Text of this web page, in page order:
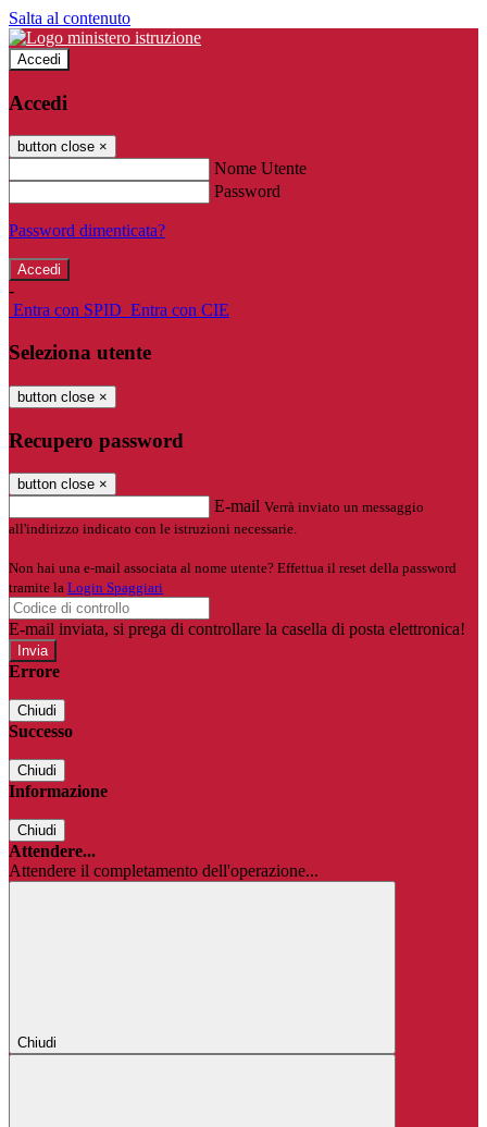
Salta al contenuto
Accedi
Accedi
button close ×
Nome Utente
Password
Password dimenticata?
-
Entra con SPID Entra con CIE
Seleziona utente
button close ×
Recupero password
button close ×
E-mail Verrà inviato un messaggio
all'indirizzo indicato con le istruzioni necessarie.
Non hai una e-mail associata al nome utente? Effettua il reset della password
tramite la Login Spaggiari
E-mail inviata, si prega di controllare la casella di posta elettronica!
Errore
Chiudi
Successo
Chiudi
Informazione
Chiudi
Attendere...
Attendere il completamento dell'operazione...
Chiudi